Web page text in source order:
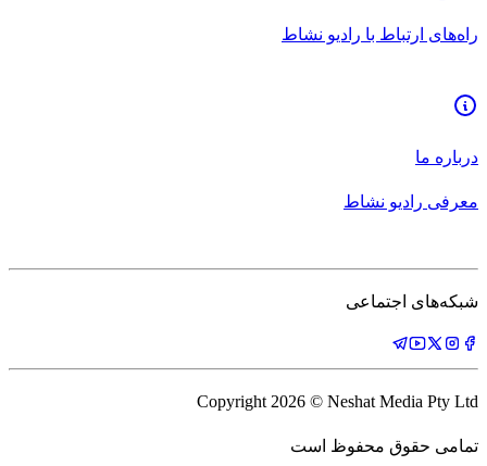
راه‌های ارتباط با رادیو نشاط
درباره ما
معرفی رادیو نشاط
شبکه‌های اجتماعی
Copyright 2026 © Neshat Media Pty Ltd
تمامی حقوق محفوظ است